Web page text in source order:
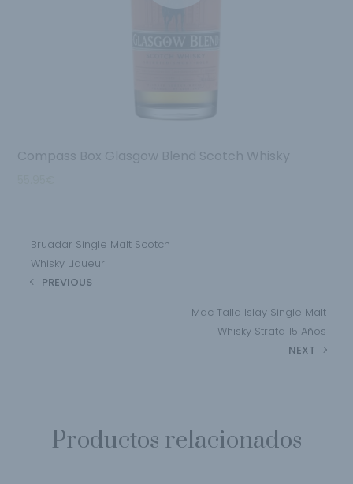
Compass Box Glasgow Blend Scotch Whisky
Bruadar Single Malt Scotch
Whisky Liqueur
PREVIOUS
Mac Talla Islay Single Malt
Whisky Strata 15 Años
NEXT
Productos relacionados